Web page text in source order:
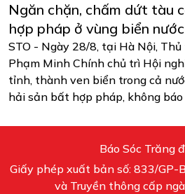
Ngăn chặn, chấm dứt tàu
hợp pháp ở vùng biển
STO - Ngày 28/8, tại Hà Nội,
Phạm Minh Chính chủ trì Hội
tỉnh, thành ven biển trong cả
hải sản bất hợp pháp, không báo
Báo Sóc Trăng
Giấy phép xuất bản số: 833/
và Truyền thông cấp